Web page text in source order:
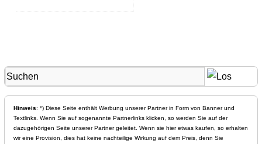
Hinweis: *) Diese Seite enthält Werbung unserer Partner in Form von Banner und
Textlinks. Wenn Sie auf sogenannte Partnerlinks klicken, so werden Sie auf der
dazugehörigen Seite unserer Partner geleitet. Wenn sie hier etwas kaufen, so erhalten
wir eine Provision, dies hat keine nachteilige Wirkung auf dem Preis, denn Sie